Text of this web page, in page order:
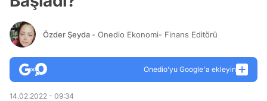
Özder Şeyda - Onedio Ekonomi- Finans Editörü
Onedio’yu Google'a ekleyin
14.02.2022 - 09:34